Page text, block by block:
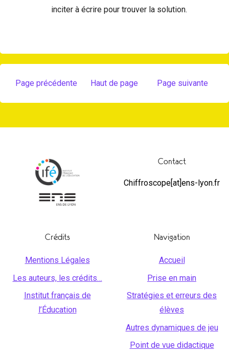
inciter à écrire pour trouver la solution.
Page précédente Haut de page Page suivante
Contact
Chiffroscope[at]ens-lyon.fr
Crédits
Mentions Légales
Les auteurs, les crédits…
Institut français de
l’Éducation
Navigation
Accueil
Prise en main
Stratégies et erreurs des
élèves
Autres dynamiques de jeu
Point de vue didactique